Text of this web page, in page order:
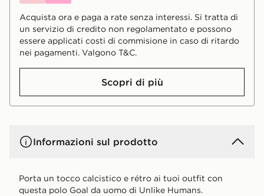
Acquista ora e paga a rate senza interessi. Si tratta di
un servizio di credito non regolamentato e possono
essere applicati costi di commisione in caso di ritardo
nei pagamenti. Valgono T&C.
Scopri di più
Informazioni sul prodotto
Porta un tocco calcistico e rétro ai tuoi outfit con
questa polo Goal da uomo di Unlike Humans.